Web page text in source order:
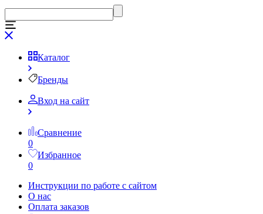
Каталог
Бренды
Вход на сайт
Сравнение
0
Избранное
0
Инструкции по работе с сайтом
О нас
Оплата заказов